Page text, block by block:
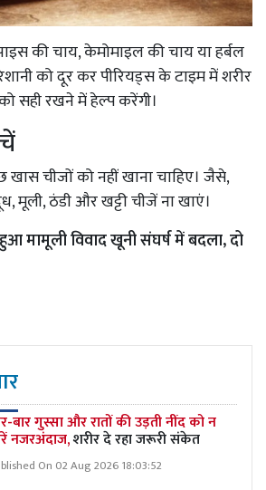
की चाय, केमोमाइल की चाय या हर्बल
को दूर कर पीरियड्स के टाइम में शरीर
सही रखने में हेल्प करेंगी।
चीजों को नहीं खाना चाहिए। जैसे,
मूली, ठंडी और खट्टी चीजें ना खाएं।
मामूली विवाद खूनी संघर्ष में बदला, दो
बार गुस्सा और रातों की उड़ती नींद को न
नजरअंदाज,शरीर दे रहा जरूरी संकेत
On 02 Aug 2026 18:03:52